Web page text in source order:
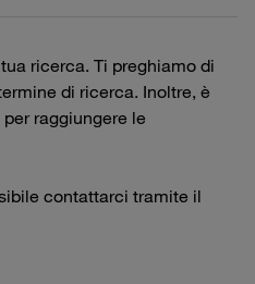
ricerca. Ti preghiamo di
di ricerca. Inoltre, è
raggiungere le
contattarci tramite il